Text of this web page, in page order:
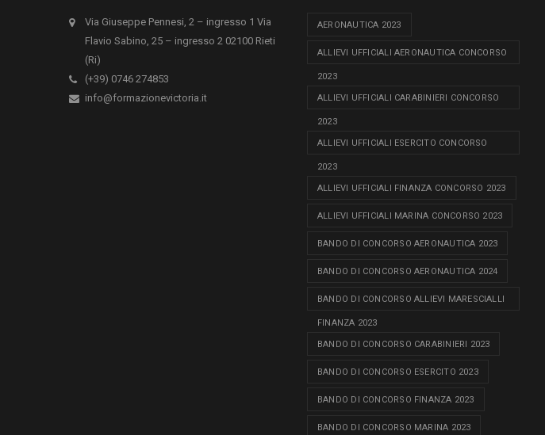
Via Giuseppe Pennesi, 2 – ingresso 1 Via
Flavio Sabino, 25 – ingresso 2 02100 Rieti
(Ri)
(+39) 0746 274853
info@formazionevictoria.it
AERONAUTICA 2023
ALLIEVI UFFICIALI AERONAUTICA CONCORSO
2023
ALLIEVI UFFICIALI CARABINIERI CONCORSO
2023
ALLIEVI UFFICIALI ESERCITO CONCORSO
2023
ALLIEVI UFFICIALI FINANZA CONCORSO 2023
ALLIEVI UFFICIALI MARINA CONCORSO 2023
BANDO DI CONCORSO AERONAUTICA 2023
BANDO DI CONCORSO AERONAUTICA 2024
BANDO DI CONCORSO ALLIEVI MARESCIALLI
FINANZA 2023
BANDO DI CONCORSO CARABINIERI 2023
BANDO DI CONCORSO ESERCITO 2023
BANDO DI CONCORSO FINANZA 2023
BANDO DI CONCORSO MARINA 2023